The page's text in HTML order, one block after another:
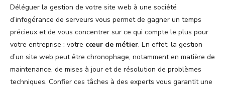
Déléguer la gestion de votre site web à une société
d’infogérance de serveurs vous permet de gagner un temps
précieux et de vous concentrer sur ce qui compte le plus pour
votre entreprise : votre cœur de métier. En effet, la gestion
d’un site web peut être chronophage, notamment en matière de
maintenance, de mises à jour et de résolution de problèmes
techniques. Confier ces tâches à des experts vous garantit une